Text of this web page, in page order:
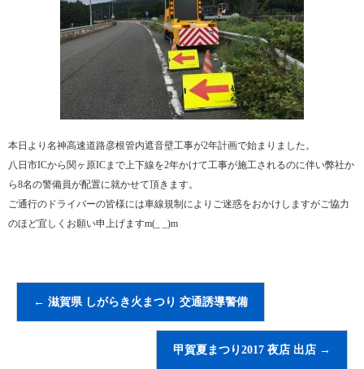
本日より名神高速道路彦根管内遮音壁工事が2年計画で始まりました。
八日市ICから関ヶ原ICまで上下線を2年かけて工事が施工されるのに伴い弊社か
ら8名の警備員が配置に就かせて頂きます。
ご通行のドライバーの皆様には車線規制によりご迷惑をおかけしますがご協力
のほど宜しくお願い申上げますm(_ _)m
← 滋賀県 しがらき火まつり 交通誘導警備
甲賀夏まつり2017 夜店 出店 →